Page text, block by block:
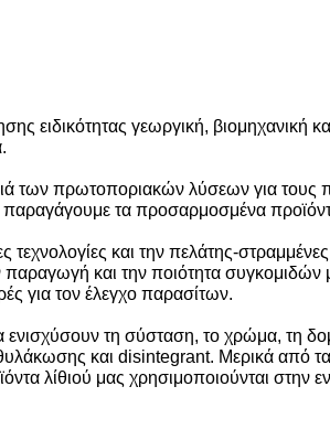
ειδικότητας γεωργική,
των πρωτοποριακών λύσεων για
τα προσαρμοσμένα
και την πελάτης-
παραγωγή και την ποιότητα
για τον έλεγχο παρασίτων.
ενισχύσουν τη σύσταση, το χρώμα, τη
και disintegrant. Μερικά από
λίθιού μας χρησιμοποιούνται στην